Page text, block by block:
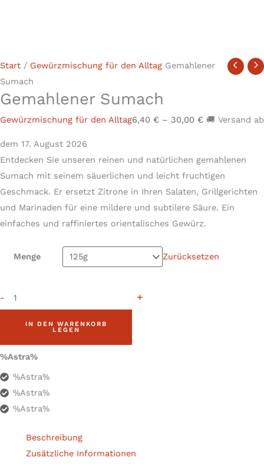
Start / Gewürzmischung für den Alltag Gemahlener
Sumach
Gemahlener Sumach
Gewürzmischung für den Alltag6,40 € – 30,00 € 🚚 Versand ab
dem 17. August 2026
Entdecken Sie unseren reinen und natürlichen gemahlenen
Sumach mit seinem säuerlichen und leicht fruchtigen
Geschmack. Er ersetzt Zitrone in Ihren Salaten, Grillgerichten
und Marinaden für eine mildere und subtilere Säure. Ein
einfaches und raffiniertes orientalisches Gewürz.
Menge Zurücksetzen
- +
IN DEN WARENKORB
LEGEN
%Astra%
%Astra%
%Astra%
%Astra%
Beschreibung
Zusätzliche Informationen